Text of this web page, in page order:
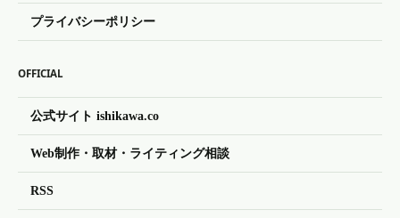
プライバシーポリシー
OFFICIAL
公式サイト ishikawa.co
Web制作・取材・ライティング相談
RSS